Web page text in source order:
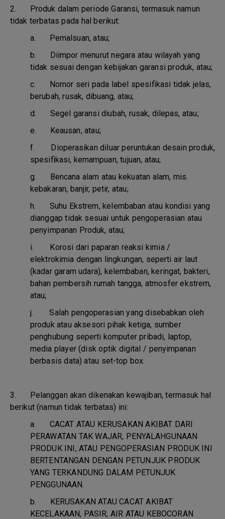
2. Produk dalam periode Garansi, termasuk namun
tidak terbatas pada hal berikut:
a. Pemalsuan, atau;
b. Diimpor menurut negara atau wilayah yang
tidak sesuai dengan kebijakan garansi produk, atau;
c. Nomor seri pada label spesifikasi tidak jelas,
berubah, rusak, dibuang, atau;
d. Segel garansi diubah, rusak, dilepas, atau;
e. Keausan, atau;
f. Dioperasikan diluar peruntukan desain produk,
spesifikasi, kemampuan, tujuan, atau;
g. Bencana alam atau kekuatan alam, mis.
kebakaran, banjir, petir, atau;
h. Suhu Ekstrem, kelembaban atau kondisi yang
dianggap tidak sesuai untuk pengoperasian atau
penyimpanan Produk, atau;
i. Korosi dari paparan reaksi kimia /
elektrokimia dengan lingkungan, seperti air laut
(kadar garam udara), kelembaban, keringat, bakteri,
bahan pembersih rumah tangga, atmosfer ekstrem,
atau;
j.Salah pengoperasian yang disebabkan oleh
produk atau aksesori pihak ketiga, sumber
penghubung seperti komputer pribadi, laptop,
media player (disk optik digital / penyimpanan
berbasis data) atau set-top box.
3. Pelanggan akan dikenakan kewajiban, termasuk hal
berikut (namun tidak terbatas) ini:
a. CACAT ATAU KERUSAKAN AKIBAT DARI
PERAWATAN TAK WAJAR, PENYALAHGUNAAN
PRODUK INI, ATAU PENGOPERASIAN PRODUK INI
BERTENTANGAN DENGAN PETUNJUK PRODUK
YANG TERKANDUNG DALAM PETUNJUK
PENGGUNAAN.
b. KERUSAKAN ATAU CACAT AKIBAT
KECELAKAAN, PASIR, AIR ATAU KEBOCORAN